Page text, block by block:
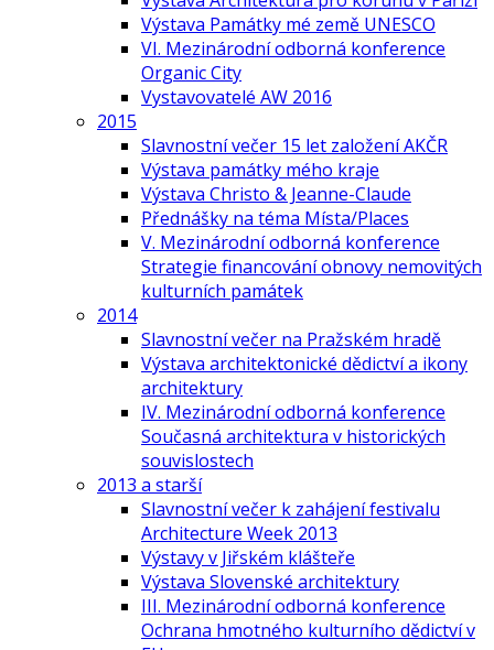
Výstava Památky mé země UNESCO
VI. Mezinárodní odborná konference
Organic City
Vystavovatelé AW 2016
2015
Slavnostní večer 15 let založení AKČR
Výstava památky mého kraje
Výstava Christo & Jeanne-Claude
Přednášky na téma Místa/Places
V. Mezinárodní odborná konference
Strategie financování obnovy nemovitých
kulturních památek
2014
Slavnostní večer na Pražském hradě
Výstava architektonické dědictví a ikony
architektury
IV. Mezinárodní odborná konference
Současná architektura v historických
souvislostech
2013 a starší
Slavnostní večer k zahájení festivalu
Architecture Week 2013
Výstavy v Jiřském klášteře
Výstava Slovenské architektury
III. Mezinárodní odborná konference
Ochrana hmotného kulturního dědictví v